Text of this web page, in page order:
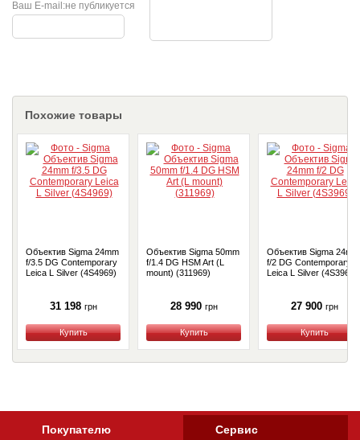
не публикуется
Ваш E-mail:
Похожие товары
Объектив Sigma 24mm
f/3.5 DG Contemporary
Leica L Silver (4S4969)
31 198 грн
Купить
Объектив Sigma 50mm
f/1.4 DG HSM Art (L
mount) (311969)
28 990 грн
Купить
Объектив Sigma 24mm
f/2 DG Contemporary
Leica L Silver (4S3969)
27 900 грн
Купить
Покупателю Сервис